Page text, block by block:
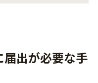
出が必要な手